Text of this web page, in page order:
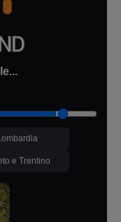
e Trentino